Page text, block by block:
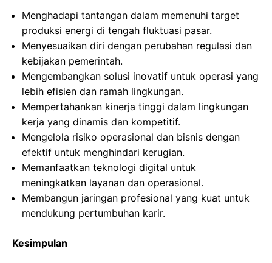
Menghadapi tantangan dalam memenuhi target
produksi energi di tengah fluktuasi pasar.
Menyesuaikan diri dengan perubahan regulasi dan
kebijakan pemerintah.
Mengembangkan solusi inovatif untuk operasi yang
lebih efisien dan ramah lingkungan.
Mempertahankan kinerja tinggi dalam lingkungan
kerja yang dinamis dan kompetitif.
Mengelola risiko operasional dan bisnis dengan
efektif untuk menghindari kerugian.
Memanfaatkan teknologi digital untuk
meningkatkan layanan dan operasional.
Membangun jaringan profesional yang kuat untuk
mendukung pertumbuhan karir.
Kesimpulan